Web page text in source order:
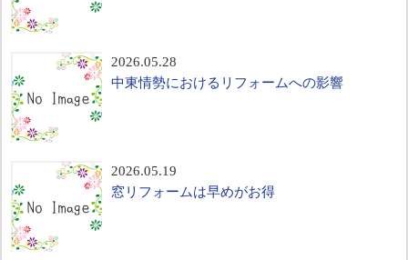
2026.05.28
中東情勢におけるリフォームへの影響
2026.05.19
窓リフォームは早めがお得